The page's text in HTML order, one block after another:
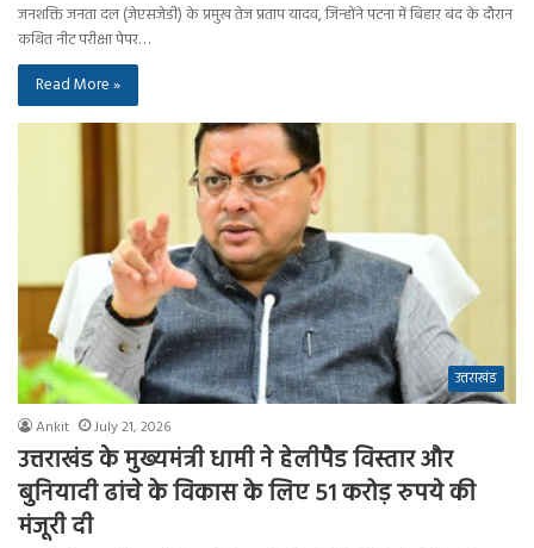
जनशक्ति जनता दल (जेएसजेडी) के प्रमुख तेज प्रताप यादव, जिन्होंने पटना में बिहार बंद के दौरान
कथित नीट परीक्षा पेपर…
Read More »
उत्तराखंड
Ankit July 21, 2026
उत्तराखंड के मुख्यमंत्री धामी ने हेलीपैड विस्तार और
बुनियादी ढांचे के विकास के लिए 51 करोड़ रुपये की
मंजूरी दी